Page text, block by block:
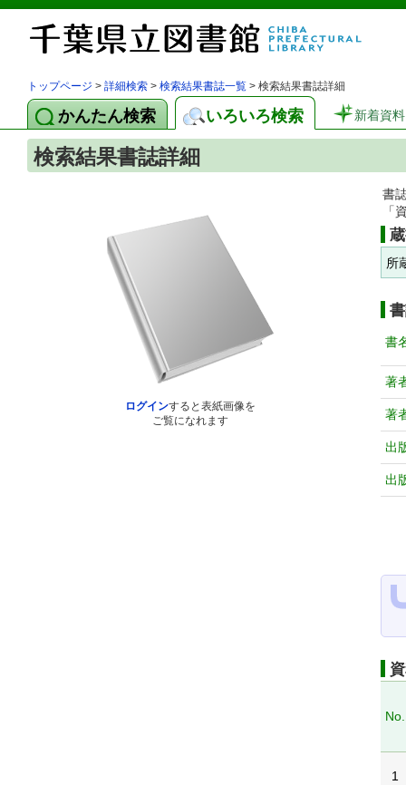
トップページ > 詳細検索 > 検索結果書誌一覧 > 検索結果書誌詳細
かんたん検索 いろいろ検索 新着資料
検索結果書誌詳細
ログインすると表紙画像を
ご覧になれます
書
「
所
書
著
著
出
出
No.
1